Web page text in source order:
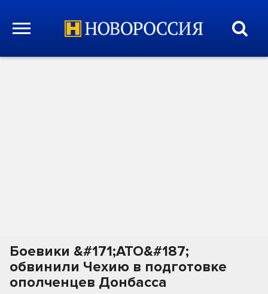
Боевики &#171;АТО&#187;
обвинили Чехию в подготовке
ополченцев Донбасса